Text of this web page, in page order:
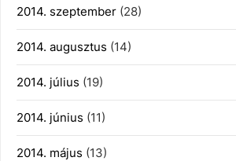
2014. szeptember (28)
2014. augusztus (14)
2014. július (19)
2014. június (11)
2014. május (13)